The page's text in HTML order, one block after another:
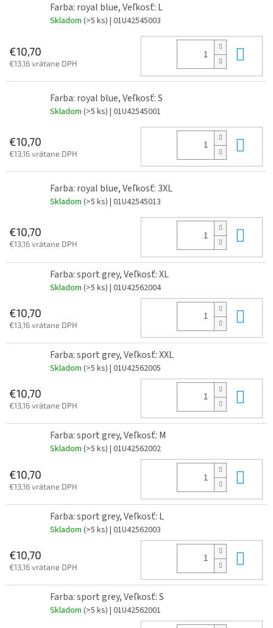
Farba: royal blue, Veľkosť: L
Skladom (>5 ks) | 01U42545003
€10,70
€13,16 vrátane DPH
Farba: royal blue, Veľkosť: S
Skladom (>5 ks) | 01U42545001
€10,70
€13,16 vrátane DPH
Farba: royal blue, Veľkosť: 3XL
Skladom (>5 ks) | 01U42545013
€10,70
€13,16 vrátane DPH
Farba: sport grey, Veľkosť: XL
Skladom (>5 ks) | 01U42562004
€10,70
€13,16 vrátane DPH
Farba: sport grey, Veľkosť: XXL
Skladom (>5 ks) | 01U42562005
€10,70
€13,16 vrátane DPH
Farba: sport grey, Veľkosť: M
Skladom (>5 ks) | 01U42562002
€10,70
€13,16 vrátane DPH
Farba: sport grey, Veľkosť: L
Skladom (>5 ks) | 01U42562003
€10,70
€13,16 vrátane DPH
Farba: sport grey, Veľkosť: S
Skladom (>5 ks) | 01U42562001